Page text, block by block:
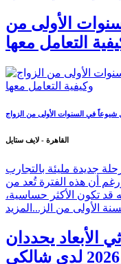
الأولى من
التعامل معها
شيوعاً في السنوات الأولى من الزواج
القاهرة - لايف ستايل
جديدة مليئة بالتجارب
أن هذه الفترة تُعد من
قد تكون الأكثر حساسية،
الأولى من الز... المزيد
الأبعاد يحددان